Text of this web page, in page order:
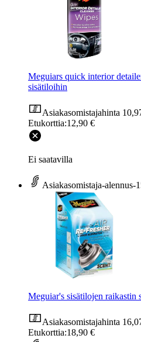
Meguiars quick interior
sisätiloihin
Asiakasomistajahinta
Etukorttia:12,90 €
Ei saatavilla
Asiakasomistaja-alennus-
Meguiar's sisätilojen raikastin
Asiakasomistajahinta
Etukorttia:18,90 €